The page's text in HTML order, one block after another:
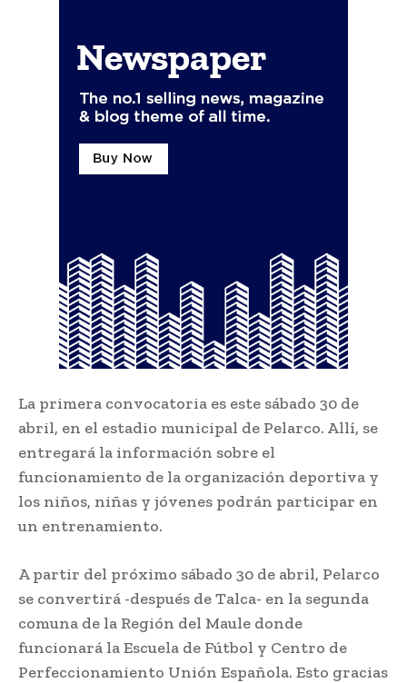
La primera convocatoria es este sábado 30 de
abril, en el estadio municipal de Pelarco. Allí, se
entregará la información sobre el
funcionamiento de la organización deportiva y
los niños, niñas y jóvenes podrán participar en
un entrenamiento.
A partir del próximo sábado 30 de abril, Pelarco
se convertirá -después de Talca- en la segunda
comuna de la Región del Maule donde
funcionará la Escuela de Fútbol y Centro de
Perfeccionamiento Unión Española. Esto gracias